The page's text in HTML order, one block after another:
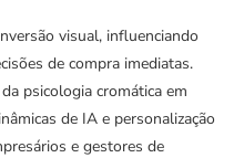
visual, influenciando
de compra imediatas.
psicologia cromática em
de IA e personalização
e gestores de